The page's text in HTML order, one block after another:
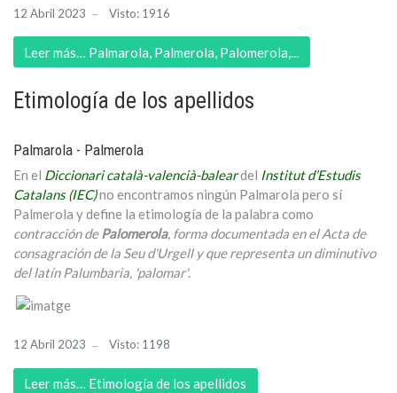
12 Abril 2023 Visto: 1916
Leer más… Palmarola, Palmerola, Palomerola,...
Etimología de los apellidos
Palmarola - Palmerola
En el Diccionari català-valencià-baleardel Institut d’Estudis
Catalans (IEC)no encontramos ningún Palmarola pero sí
Palmerola y define la etimología de la palabra como
contracción dePalomerola, forma documentada en el Acta de
consagración de la Seu d'Urgell y que representa un diminutivo
del latín Palumbaria, 'palomar'.
12 Abril 2023 Visto: 1198
Leer más… Etimología de los apellidos